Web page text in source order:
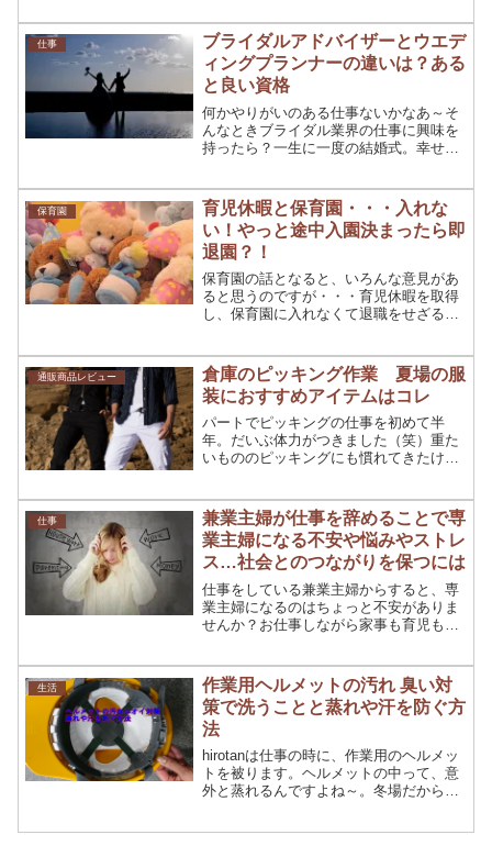
との数回の面談を重ねる中で小耳にした
キ...
仕事
ブライダルアドバイザーとウエデ
ィングプランナーの違いは？ある
と良い資格
何かやりがいのある仕事ないかなあ～そ
んなときブライダル業界の仕事に興味を
持ったら？一生に一度の結婚式。幸せの
ウエディングプランナーくらいしか思い
つかないなあ～そんなとき...
保育園
育児休暇と保育園・・・入れな
い！やっと途中入園決まったら即
退園？！
保育園の話となると、いろんな意見があ
ると思うのですが・・・育児休暇を取得
し、保育園に入れなくて退職をせざるを
迫られた・・・・ということで。今回の
お話は私実体験をもとにま...
通販商品レビュー
倉庫のピッキング作業 夏場の服
装におすすめアイテムはコレ
パートでピッキングの仕事を初めて半
年。だいぶ体力がつきました（笑）重た
いもののピッキングにも慣れてきたけれ
が服装。倉庫での仕事なので、軽装とい
うわけにもいかず・・...
仕事
兼業主婦が仕事を辞めることで専
業主婦になる不安や悩みやストレ
ス…社会とのつながりを保つには
仕事をしている兼業主婦からすると、専
業主婦になるのはちょっと不安がありま
せんか？お仕事しながら家事も育児もと
しい、だけど安定した収入はある。辞め
るときには、いろいろな不...
生活
作業用ヘルメットの汚れ 臭い対
策で洗うことと蒸れや汗を防ぐ方
法
hirotanは仕事の時に、作業用のヘルメッ
トを被ります。ヘルメットの中って、意
外と蒸れるんですよね～。冬場だからそ